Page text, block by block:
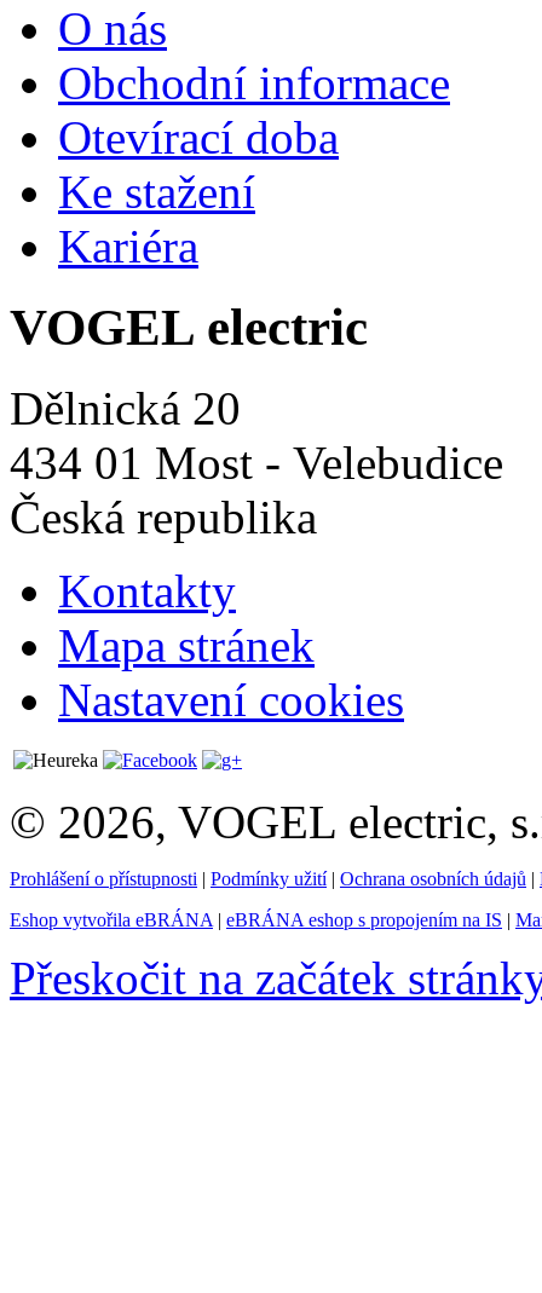
O nás
Obchodní informace
Otevírací doba
Ke stažení
Kariéra
VOGEL electric
Dělnická 20
434 01 Most - Velebudice
Česká republika
Kontakty
Mapa stránek
Nastavení cookies
© 2026, VOGEL electric,
Prohlášení o přístupnosti | Podmínky užití| Ochrana osobních údajů |
Eshop vytvořila eBRÁNA | eBRÁNA eshop s propojením na IS |
Přeskočit na začátek